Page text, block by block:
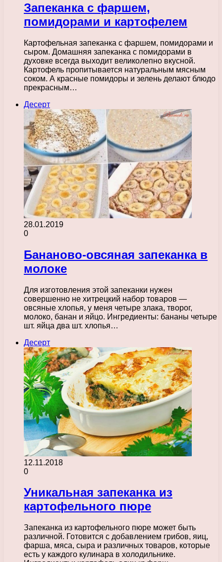
Запеканка с фаршем,
помидорами и картофелем
Картофельная запеканка с фаршем, помидорами и
сыром. Домашняя запеканка с помидорами в
духовке всегда выходит великолепно вкусной.
Картофель пропитывается натуральным мясным
соком. А красные помидоры и зелень делают блюдо
прекрасным…
Десерт
28.01.2019
0
Бананово-овсяная запеканка в
молоке
Для изготовления этой запеканки нужен
совершенно не хитрецкий набор товаров —
овсяные хлопья, у меня четыре злака, творог,
молоко, банан и яйцо. Ингредиенты: бананы четыре
шт. яйца два шт. хлопья…
Десерт
12.11.2018
0
Уникальная запеканка из
картофельного пюре
Запеканка из картофельного пюре может быть
различной. Готовится с добавлением грибов, яиц,
фарша, мяса, сыра и различных товаров, которые
есть у каждого кулинара в холодильнике.